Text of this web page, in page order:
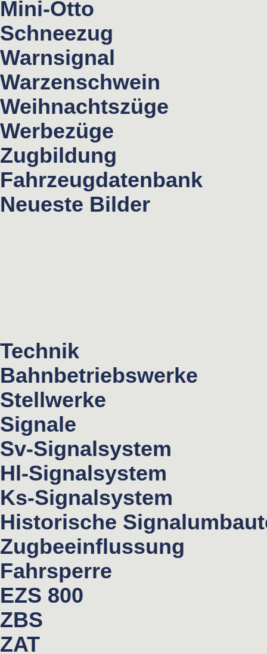
Mini-Otto
Schneezug
Warnsignal
Warzenschwein
Weihnachtszüge
Werbezüge
Zugbildung
Fahrzeugdatenbank
Neueste Bilder
Technik
Bahnbetriebswerke
Stellwerke
Signale
Sv-Signalsystem
Hl-Signalsystem
Ks-Signalsystem
Historische
Zugbeeinflussung
Fahrsperre
EZS 800
ZBS
ZAT